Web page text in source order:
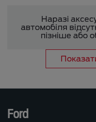
Наразі
автомобіля
пізніше або
Ford